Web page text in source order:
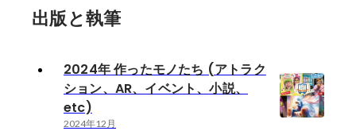
出版と執筆
2024年 作ったモノたち (アトラク
ション、AR、イベント、小説、
etc)
2024年12月